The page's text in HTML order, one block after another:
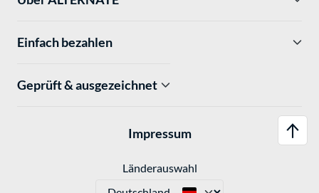
Einfach bezahlen
Geprüft & ausgezeichnet
Impressum
Länderauswahl